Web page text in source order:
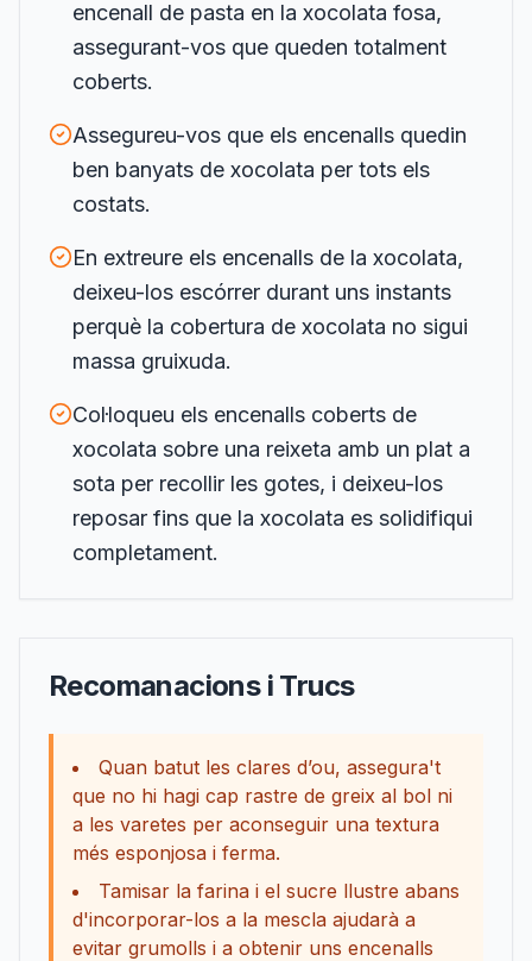
encenall de pasta en la xocolata fosa,
assegurant-vos que queden totalment
coberts.
Assegureu-vos que els encenalls quedin
ben banyats de xocolata per tots els
costats.
En extreure els encenalls de la xocolata,
deixeu-los escórrer durant uns instants
perquè la cobertura de xocolata no sigui
massa gruixuda.
Col·loqueu els encenalls coberts de
xocolata sobre una reixeta amb un plat a
sota per recollir les gotes, i deixeu-los
reposar fins que la xocolata es solidifiqui
completament.
Recomanacions i Trucs
Quan batut les clares d’ou, assegura't
que no hi hagi cap rastre de greix al bol ni
a les varetes per aconseguir una textura
més esponjosa i ferma.
Tamisar la farina i el sucre llustre abans
d'incorporar-los a la mescla ajudarà a
evitar grumolls i a obtenir uns encenalls